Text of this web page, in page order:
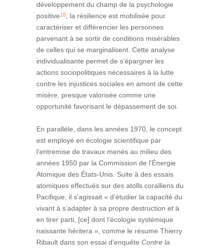
développement du champ de la psychologie
positive18
, la résilience est mobilisée pour
caractériser et différencier les personnes
parvenant à se sortir de conditions misérables
de celles qui se marginalisent. Cette analyse
individualisante permet de s’épargner les
actions sociopolitiques nécessaires à la lutte
contre les injustices sociales en amont de cette
misère, presque valorisée comme une
opportunité favorisant le dépassement de soi.
En parallèle, dans les années 1970, le concept
est employé en écologie scientifique par
l’entremise de travaux menés au milieu des
années 1950 par la Commission de l’Énergie
Atomique des États-Unis. Suite à des essais
atomiques effectués sur des atolls coralliens du
Pacifique, il s’agissait « d’étudier la capacité du
vivant à s’adapter à sa propre destruction et à
en tirer parti, [ce] dont l’écologie systémique
naissante héritera », comme le résume Thierry
Ribault dans son essai d’enquête Contre la